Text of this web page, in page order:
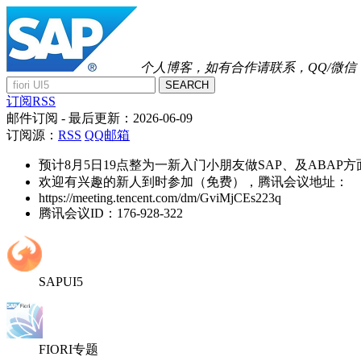
个人博客，如有合作请联系，QQ/微信
SEARCH
订阅RSS
邮件订阅 - 最后更新： 2026-06-09
订阅源： RSS QQ邮箱
预计8月5日19点整为一新入门小朋友做SAP、及ABAP方
欢迎有兴趣的新人到时参加（免费），腾讯会议地址：
https://meeting.tencent.com/dm/GviMjCEs223q
腾讯会议ID：176-928-322
SAPUI5
FIORI专题